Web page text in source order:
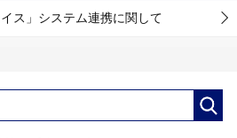
イス」システム連携に関して